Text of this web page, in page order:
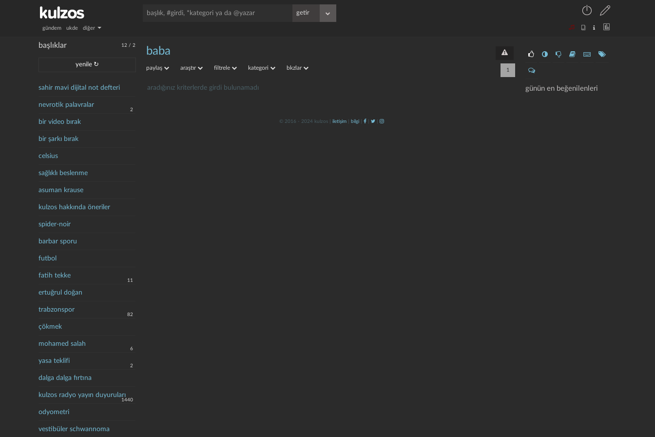
gündem ukde diğer
12 /2
başlıklar
yenile ↻
sahir mavi dijital not defteri
nevrotik palavralar
2
bir video bırak
bir şarkı bırak
celsius
sağlıklı beslenme
asuman krause
kulzos hakkında öneriler
spider-noir
barbar sporu
futbol
fatih tekke
11
ertuğrul doğan
trabzonspor
82
çökmek
mohamed salah
6
yasa teklifi
2
dalga dalga fırtına
kulzos radyo yayın duyuruları
1440
odyometri
vestibüler schwannoma
günün en beğenilenleri
baba
paylaş araştır filtrele kategori bkzlar 1
aradığınız kriterlerde girdi bulunamadı
© 2016 - 2024 kulzos | iletişim bilgi